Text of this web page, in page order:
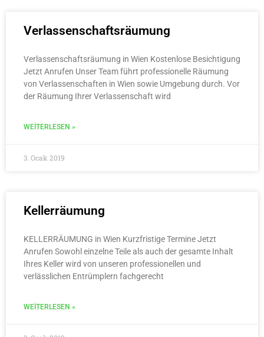
Verlassenschaftsräumung
Verlassenschaftsräumung in Wien Kostenlose Besichtigung
Jetzt Anrufen Unser Team führt professionelle Räumung
von Verlassenschaften in Wien sowie Umgebung durch. Vor
der Räumung Ihrer Verlassenschaft wird
WEITERLESEN »
3. Ocak 2019
Kellerräumung
KELLERRÄUMUNG in Wien Kurzfristige Termine Jetzt
Anrufen Sowohl einzelne Teile als auch der gesamte Inhalt
Ihres Keller wird von unseren professionellen und
verlässlichen Entrümplern fachgerecht
WEITERLESEN »